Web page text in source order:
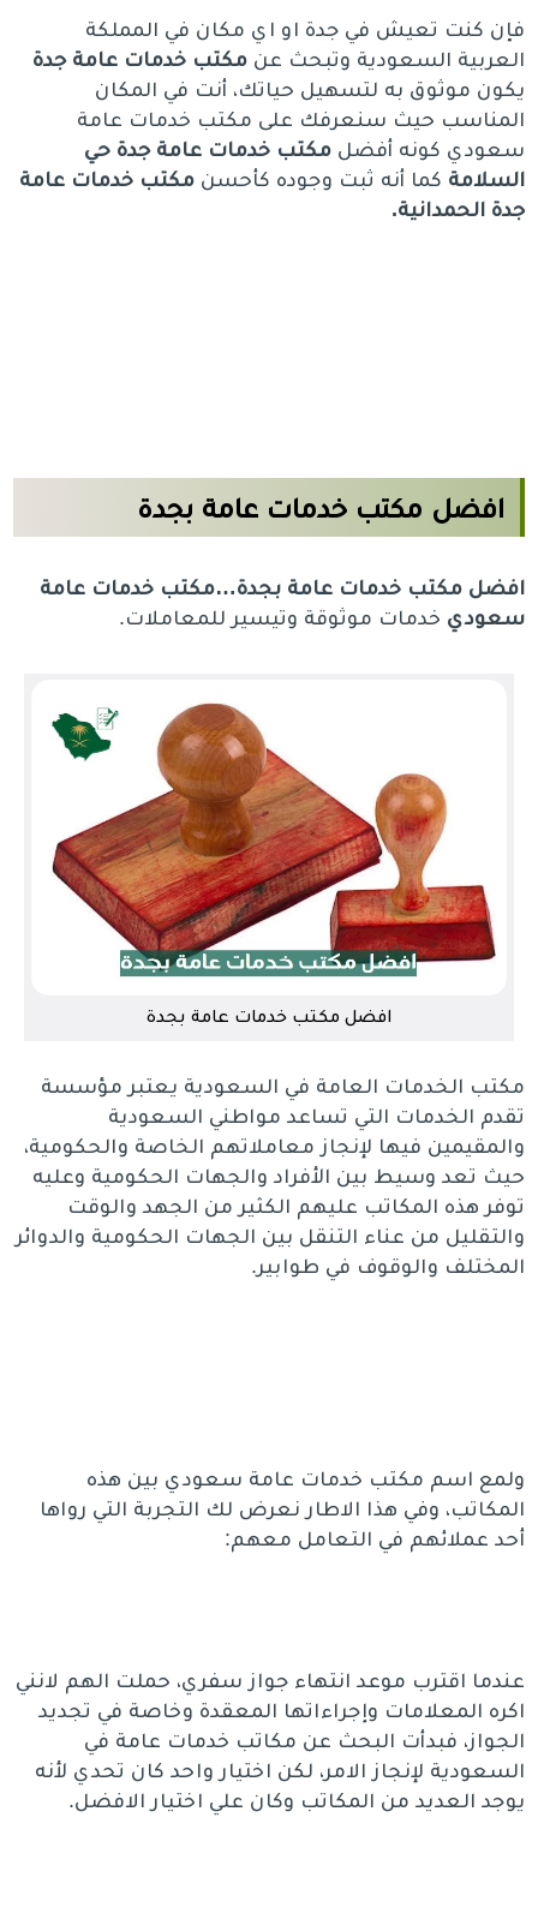
فإن كنت تعيش في جدة او اي مكان في المملكة
العربية السعودية وتبحث عنمكتب خدمات عامة جدة
يكون موثوق به لتسهيل حياتك، أنت في المكان
المناسب حيث سنعرفك على مكتب خدمات عامة
سعودي كونه أفضلمكتب خدمات عامة جدة حي
السلامة كما أنه ثبت وجوده كأحسنمكتب خدمات عامة
جدة الحمدانية.
افضل مكتب خدمات عامة بجدة
افضل مكتب خدمات عامة بجدة…مكتب خدمات عامة
سعودي خدمات موثوقة وتيسير للمعاملات.
افضل مكتب خدمات عامة بجدة
مكتب الخدمات العامة في السعودية يعتبر مؤسسة
تقدم الخدمات التي تساعد مواطني السعودية
والمقيمين فيها لإنجاز معاملاتهم الخاصة والحكومية،
حيث تعد وسيط بين الأفراد والجهات الحكومية وعليه
توفر هذه المكاتب عليهم الكثير من الجهد والوقت
والتقليل من عناء التنقل بين الجهات الحكومية والدوائر
المختلف والوقوف في طوابير.
ولمع اسم مكتب خدمات عامة سعودي بين هذه
المكاتب، وفي هذا الاطار نعرض لك التجربة التي رواها
أحد عملائهم في التعامل معهم:
عندما اقترب موعد انتهاء جواز سفري، حملت الهم لانني
اكره المعلامات وإجراءاتها المعقدة وخاصة في تجديد
الجواز، فبدأت البحث عن مكاتب خدمات عامة في
السعودية لإنجاز الامر، لكن اختيار واحد كان تحدي لأنه
يوجد العديد من المكاتب وكان علي اختيار الافضل.